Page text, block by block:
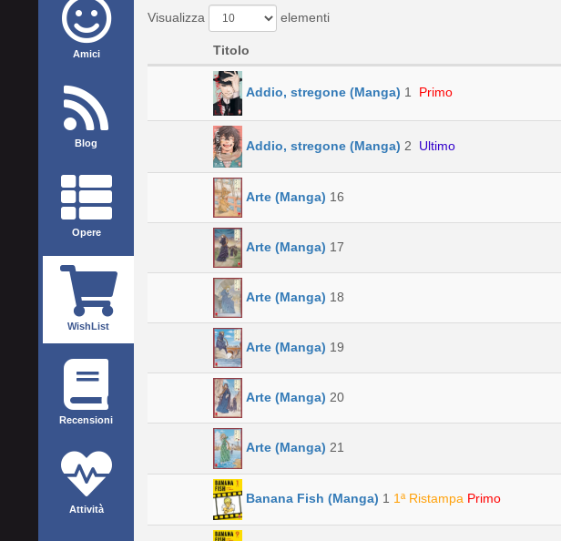
Amici
Blog
Opere
WishList
Recensioni
Attività
Visualizza elementi
Titolo
Addio, stregone (Manga) 1 Primo
Addio, stregone (Manga) 2 Ultimo
Arte (Manga) 16
Arte (Manga) 17
Arte (Manga) 18
Arte (Manga) 19
Arte (Manga) 20
Arte (Manga) 21
Banana Fish (Manga) 1 1ª Ristampa Primo